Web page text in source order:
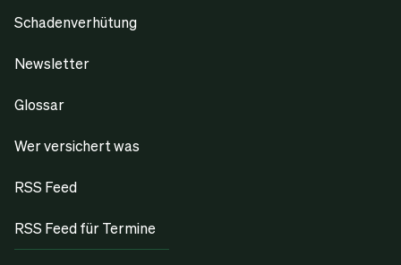
Schadenverhütung
Newsletter
Glossar
Wer versichert was
RSS Feed
RSS Feed für Termine